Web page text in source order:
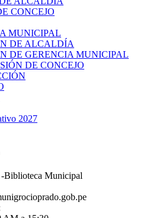
CONCEJO
MUNICIPAL
DE ALCALDÍA
DE GERENCIA MUNICIPAL
DE CONCEJO
2027
-Biblioteca Municipal